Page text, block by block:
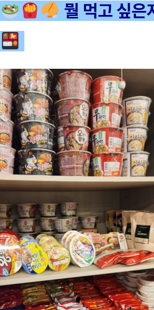
뭘 먹고 싶은